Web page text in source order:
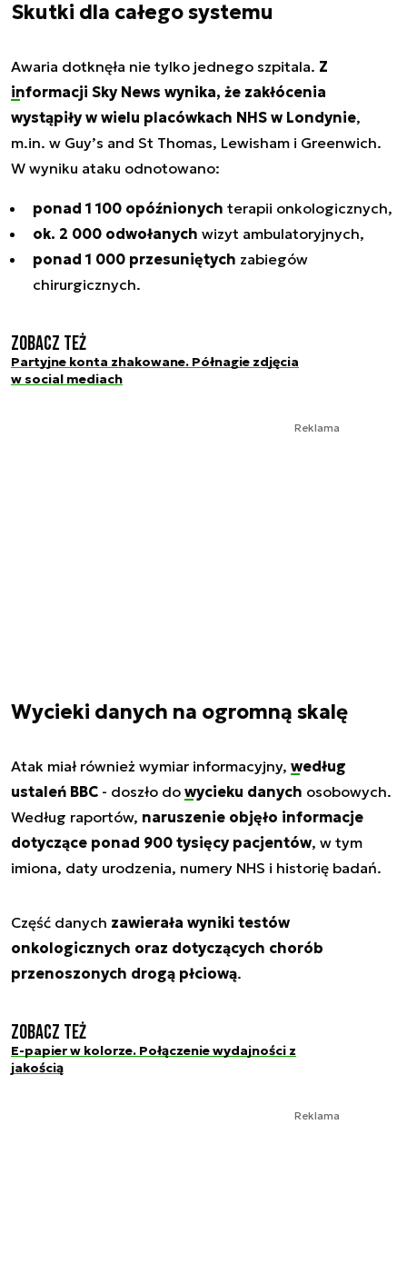
Skutki dla całego systemu
Awaria dotknęła nie tylko jednego szpitala. Z
informacji Sky News wynika, że zakłócenia
wystąpiły w wielu placówkach NHS w Londynie,
m.in. w Guy’s and St Thomas, Lewisham i Greenwich.
W wyniku ataku odnotowano:
ponad 1 100 opóźnionych terapii onkologicznych,
ok. 2 000 odwołanych wizyt ambulatoryjnych,
ponad 1 000 przesuniętych zabiegów
chirurgicznych.
Zobacz też
Partyjne konta zhakowane. Półnagie zdjęcia
w social mediach
Reklama
Wycieki danych na ogromną skalę
Atak miał również wymiar informacyjny, według
ustaleń BBC - doszło do wycieku danych osobowych.
Według raportów, naruszenie objęło informacje
dotyczące ponad 900 tysięcy pacjentów, w tym
imiona, daty urodzenia, numery NHS i historię badań.
Część danych zawierała wyniki testów
onkologicznych oraz dotyczących chorób
przenoszonych drogą płciową.
Zobacz też
E-papier w kolorze. Połączenie wydajności z
jakością
Reklama